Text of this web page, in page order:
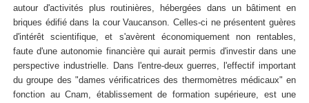
autour d'activités plus routinières, hébergées dans un bâtiment en
briques édifié dans la cour Vaucanson. Celles-ci ne présentent guères
d'intérêt scientifique, et s'avèrent économiquement non rentables,
faute d'une autonomie financière qui aurait permis d'investir dans une
perspective industrielle. Dans l'entre-deux guerres, l'effectif important
du groupe des "dames vérificatrices des thermomètres médicaux" en
fonction au Cnam, établissement de formation supérieure, est une